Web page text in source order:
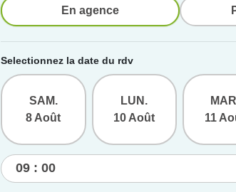
En agence
Selectionnez la date du rdv
SAM.
8 Août
LUN.
10 Août
11